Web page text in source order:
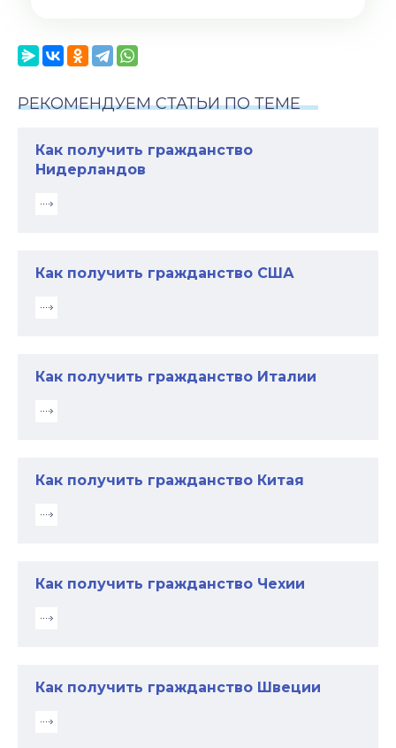
РЕКОМЕНДУЕМ СТАТЬИ ПО ТЕМЕ
Как получить гражданство
Нидерландов
Как получить гражданство США
Как получить гражданство Италии
Как получить гражданство Китая
Как получить гражданство Чехии
Как получить гражданство Швеции